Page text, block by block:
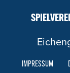
IMPRESSUM